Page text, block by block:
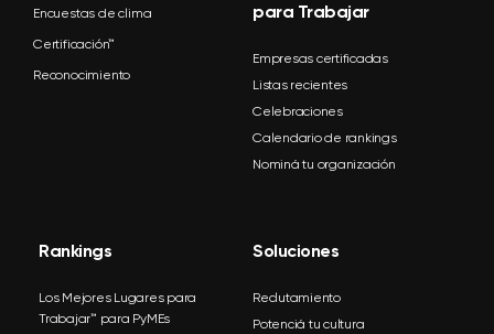
Encuestas de clima
Certificación™
Reconocimiento
para Trabajar
Empresas certificadas
Listas recientes
Celebraciones
Calendario de rankings
Nominá tu organización
Rankings
Los Mejores Lugares para
Trabajar™ para PyMEs
Soluciones
Reclutamiento
Potenciá tu cultura